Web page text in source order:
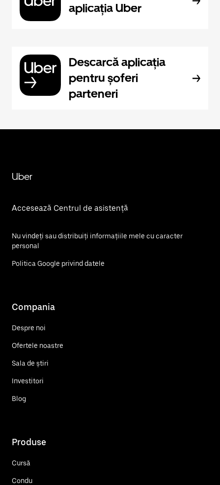
aplicația Uber
Descarcă aplicația
pentru șoferi
parteneri
Uber
Accesează Centrul de asistență
Nu vindeți sau distribuiți informațiile mele cu caracter
personal
Politica Google privind datele
Compania
Despre noi
Ofertele noastre
Sala de știri
Investitori
Blog
Produse
Cursă
Condu